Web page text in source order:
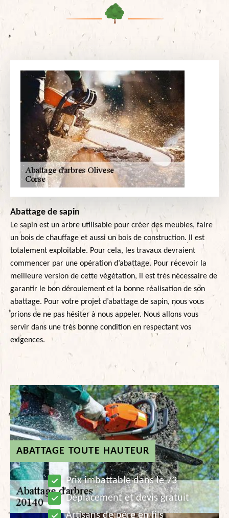
ABATTAGE TOUTE HAUTEUR
Prix imbattable dans le 73
Déplacement et devis gratuit
Artisans de père en fils
Abattage de sapin
Le sapin est un arbre utilisable pour créer des meubles, faire
un bois de chauffage et aussi un bois de construction. Il est
totalement exploitable. Pour cela, les travaux devraient
commencer par une opération d’abattage. Pour recevoir la
meilleure version de cette végétation, il est très nécessaire de
garantir le bon déroulement et la bonne réalisation de son
abattage. Pour votre projet d’abattage de sapin, nous vous
prions de ne pas hésiter à nous appeler. Nous allons vous
servir dans une très bonne condition en respectant vos
exigences.